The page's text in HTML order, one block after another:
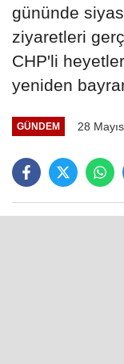
gününde
ziyaretleri
CHP'li
yeniden
GÜNDEM 28